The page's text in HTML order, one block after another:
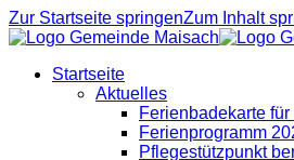
Zur Startseite springenZum Inhalt
Startseite
Aktuelles
Ferienbadekarte
Ferienprogramm
Pflegestützpunkt